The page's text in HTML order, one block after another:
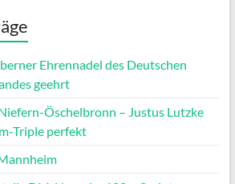
Ehrennadel des Deutschen
geehrt
Öschelbronn – Justus Lutzke
Triple perfekt